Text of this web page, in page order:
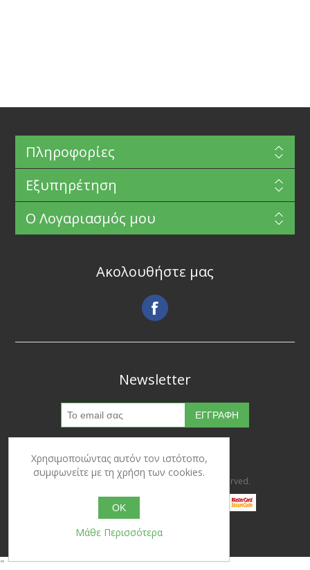
Πληροφορίες
Εξυπηρέτηση
Ο Λογαριασμός μου
Ακολουθήστε μας
Newsletter
Copyright © 2026 Ypertrofes. All rights reserved.
Powered bynopCommerce
Χρησιμοποιώντας αυτόν τον ιστότοπο,
συμφωνείτε με τη χρήση των cookies.
OK
Μάθε Περισσότερα
"